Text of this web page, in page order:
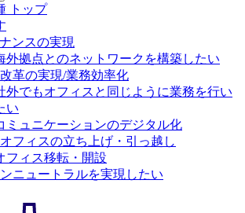
トップ
ンスの実現
外拠点とのネットワークを構築したい
革の実現/業務効率化
外でもオフィスと同じように業務を行い
い
ミュニケーションのデジタル化
フィスの立ち上げ・引っ越し
フィス移転・開設
ニュートラルを実現したい